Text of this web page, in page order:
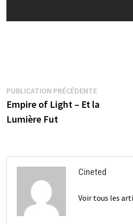
Navigation
de
PUBLICATION PRÉCÉDENTE
Empire of Light – Et la
Lumière Fut
Cineted
Voir tous les